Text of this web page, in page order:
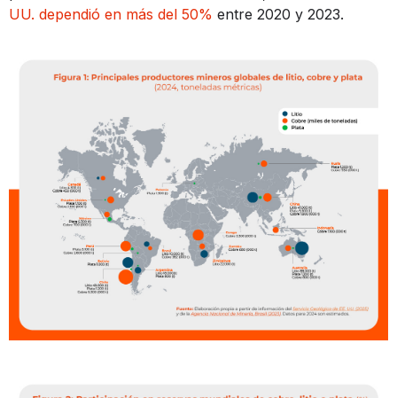
UU. dependió en más del 50% entre 2020 y 2023.